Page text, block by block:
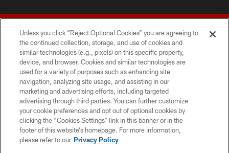
© 2026 Forty Niners Football Company LLC
TERMS AND CONDITIONS
PRIVACY POLICY
ACCESSIBILITY
CONTACT US
Unless you click “Reject Optional Cookies” you are agreeing to
the continued collection, storage, and use of cookies and
similar technologies (e.g., pixels) on this specific property,
device, and browser. Cookies and similar technologies are
used for a variety of purposes such as enhancing site
navigation, analyzing site usage, and assisting in our
marketing and advertising efforts, including targeted
advertising through third parties. You can further customize
your cookie preferences and opt out of optional cookies by
clicking the “Cookies Settings” link in this banner or in the
footer of this website’s homepage. For more information,
please refer to our Privacy Policy